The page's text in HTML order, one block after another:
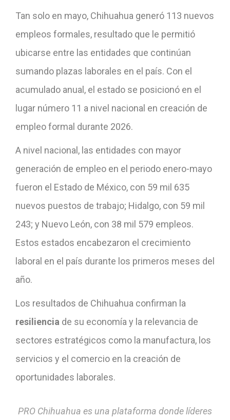
Tan solo en mayo, Chihuahua generó 113 nuevos
empleos formales, resultado que le permitió
ubicarse entre las entidades que continúan
sumando plazas laborales en el país. Con el
acumulado anual, el estado se posicionó en el
lugar número 11 a nivel nacional en creación de
empleo formal durante 2026.
A nivel nacional, las entidades con mayor
generación de empleo en el periodo enero-mayo
fueron el Estado de México, con 59 mil 635
nuevos puestos de trabajo; Hidalgo, con 59 mil
243; y Nuevo León, con 38 mil 579 empleos.
Estos estados encabezaron el crecimiento
laboral en el país durante los primeros meses del
año.
Los resultados de Chihuahua confirman la
resiliencia de su economía y la relevancia de
sectores estratégicos como la manufactura, los
servicios y el comercio en la creación de
oportunidades laborales.
PRO Chihuahua es una plataforma donde líderes